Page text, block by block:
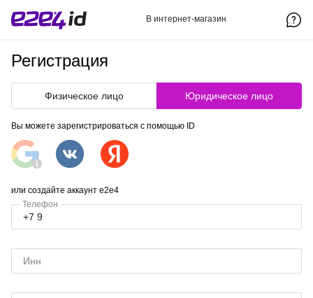
В интернет-магазин
Регистрация
Физическое лицо Юридическое лицо
Вы можете зарегистрироваться с помощью ID
или создайте аккаунт e2e4
Телефон